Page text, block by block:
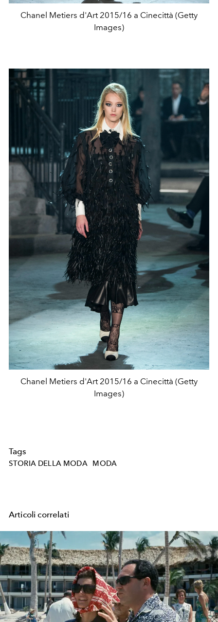
Chanel Metiers d'Art 2015/16 a Cinecittà (Getty
Images)
Chanel Metiers d'Art 2015/16 a Cinecittà (Getty
Images)
Tags
STORIA DELLA MODA MODA
Articoli correlati